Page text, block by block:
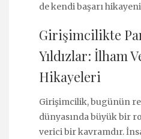
de kendi başarı
Girişimcilikte
Yıldızlar: İlham
Hikayeleri
Girişimcilik, bugünün
dünyasında büyük bir
verici bir kavramdır.